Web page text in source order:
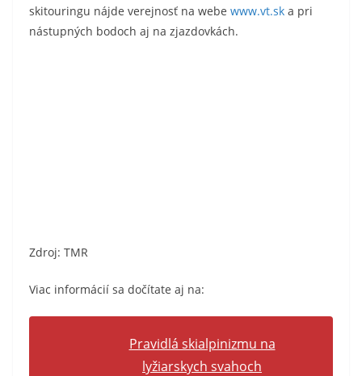
skitouringu nájde verejnosť na webe www.vt.sk a pri
nástupných bodoch aj na zjazdovkách.
Zdroj: TMR
Viac informácií sa dočítate aj na:
Pravidlá skialpinizmu na
lyžiarskych svahoch